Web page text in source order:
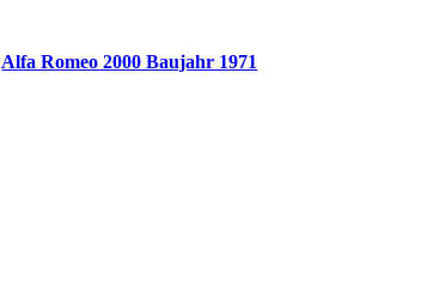
Alfa Romeo 2000 Baujahr 1971